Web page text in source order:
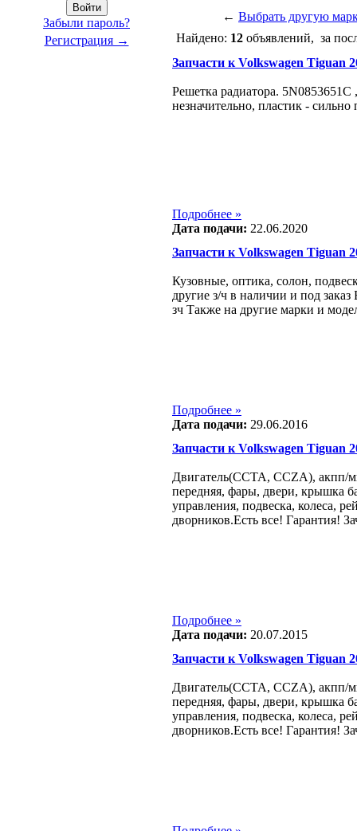
Забыли пароль?
Регистрация →
← Выбрать другую
Найдено: 12объявлений, за
Запчасти к Volkswagen Tiguan
Решетка радиатора.
незначительно, пластик - сильно
Подробнее »
Дата подачи: 22.06.2020
Запчасти к Volkswagen Tiguan
Кузовные, оптика, солон,
другие з/ч в наличии и под
зч Также на другие марки и
Подробнее »
Дата подачи: 29.06.2016
Запчасти к Volkswagen Tiguan
Двигатель(CCTA, CCZA), акпп/
передняя, фары, двери, крышка
управления, подвеска, колеса,
дворников.Есть все! Гарантия!
Подробнее »
Дата подачи: 20.07.2015
Запчасти к Volkswagen Tiguan
Двигатель(CCTA, CCZA), акпп/
передняя, фары, двери, крышка
управления, подвеска, колеса,
дворников.Есть все! Гарантия!